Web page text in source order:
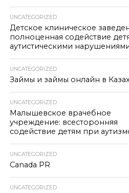
UNCATEGORIZED
Детское клиническое
полноценная содействие
аутистическими
UNCATEGORIZED
Займы и займы онлайн в
UNCATEGORIZED
Малышевское врачебное
учреждение: всесторонняя
содействие детям при
UNCATEGORIZED
Canada PR
UNCATEGORIZED